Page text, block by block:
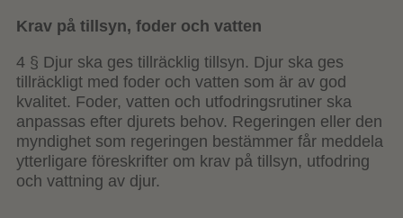
Krav på tillsyn, foder och vatten
4 § Djur ska ges tillräcklig tillsyn. Djur ska ges
tillräckligt med foder och vatten som är av god
kvalitet. Foder, vatten och utfodringsrutiner ska
anpassas efter djurets behov. Regeringen eller den
myndighet som regeringen bestämmer får meddela
ytterligare föreskrifter om krav på tillsyn, utfodring
och vattning av djur.